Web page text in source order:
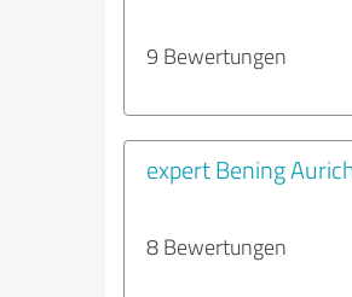
9 Bewertungen
expert Bening
8 Bewertungen